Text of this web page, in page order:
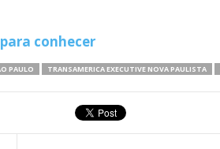
conhecer
PAULO TRANSAMERICA EXECUTIVE NOVA PAULISTA